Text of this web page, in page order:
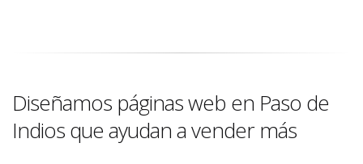
Diseñamos páginas web en Paso de
Indios que ayudan a vender más